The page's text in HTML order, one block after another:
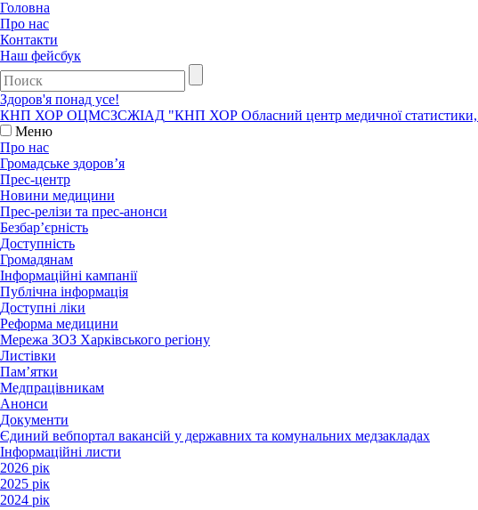
Головна
Про нас
Контакти
Наш фейсбук
Здоров'я понад усе!
КНП ХОР ОЦМСЗСЖIАД "КНП ХОР Обласний центр медичної статистики,
Меню
Про нас
Громадське здоров’я
Прес-центр
Новини медицини
Прес-релізи та прес-анонси
Безбар’єрність
Доступність
Громадянам
Інформаційні кампанії
Публічна інформація
Доступні ліки
Реформа медицини
Мережа ЗОЗ Харківського регіону
Листівки
Пам’ятки
Медпрацівникам
Анонси
Документи
Єдиний вебпортал вакансій у державних та комунальних медзакладах
Інформаційні листи
2026 рік
2025 рік
2024 рік